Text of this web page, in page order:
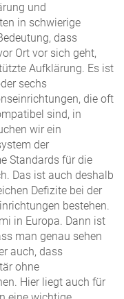
und
in schwierige
dass
Ort vor sich geht,
Aufklärung. Es ist
sechs
die oft
sind, in
wir ein
der
Standards für die
Das ist auch deshalb
Defizite bei der
bestehen.
in Europa. Dann ist
man genau sehen
auch, dass
ohne
Hier liegt auch für